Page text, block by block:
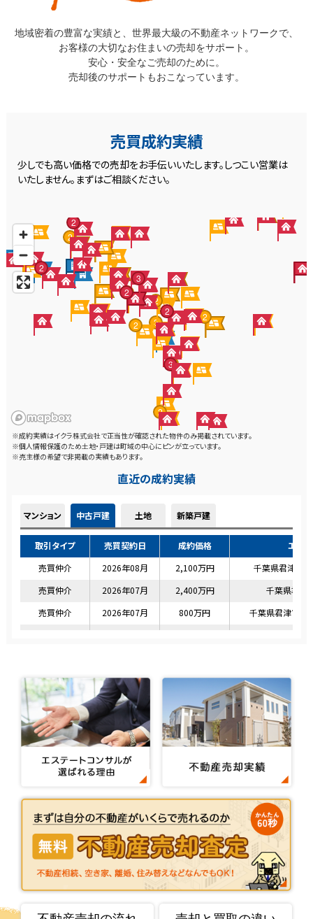
地域密着の豊富な実績と、世界最大級の不動産ネットワークで、
お客様の大切なお住まいの売却をサポート。
安心・安全なご売却のために。
売却後のサポートもおこなっています。